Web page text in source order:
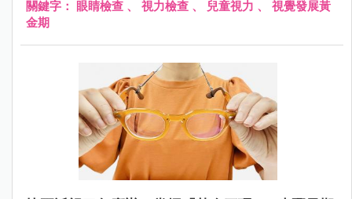
關鍵字： 眼睛檢查 、 視力檢查 、 兒童視力 、 視覺發展黃
金期